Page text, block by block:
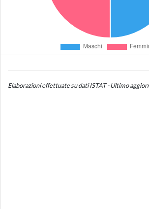
Elaborazioni effettuate su dati ISTAT - Ultimo